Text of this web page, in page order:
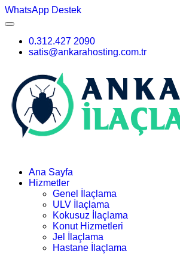
WhatsApp Destek
0.312.427 2090
satis@ankarahosting.com.tr
Ana Sayfa
Hizmetler
Genel İlaçlama
ULV İlaçlama
Kokusuz İlaçlama
Konut Hizmetleri
Jel İlaçlama
Hastane İlaçlama